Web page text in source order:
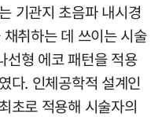
기관지 초음파 내시경
취하는 데 쓰이는 시술
선형 에코 패턴을 적용
다. 인체공학적 설계인
초로 적용해 시술자의